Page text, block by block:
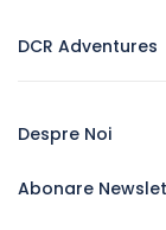
DCR Adventures
Despre Noi
Abonare